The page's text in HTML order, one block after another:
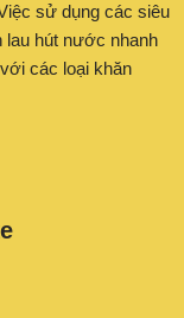
sử dụng các siêu
lau hút nước nhanh
các loại khăn